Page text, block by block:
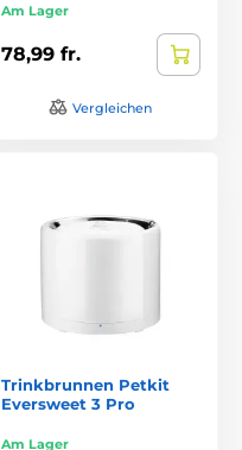
Am Lager
78,99 fr.
Vergleichen
Trinkbrunnen Petkit
Eversweet 3 Pro
Am Lager